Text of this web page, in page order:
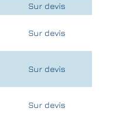
Sur devis
Sur devis
Sur devis
Sur devis